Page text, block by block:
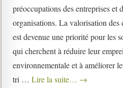
préoccupations des entreprises et
organisations. La valorisation des
est devenue une priorité pour les
qui cherchent à réduire leur
environnementale et à améliorer
tri …Lire la suite… →